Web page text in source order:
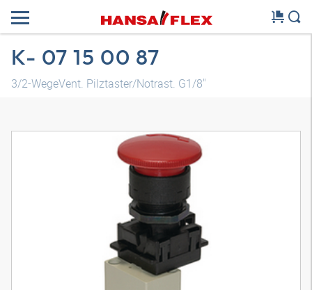
K- 07 15 00 87
3/2-WegeVent. Pilztaster/Notrast. G1/8"
3D Modell